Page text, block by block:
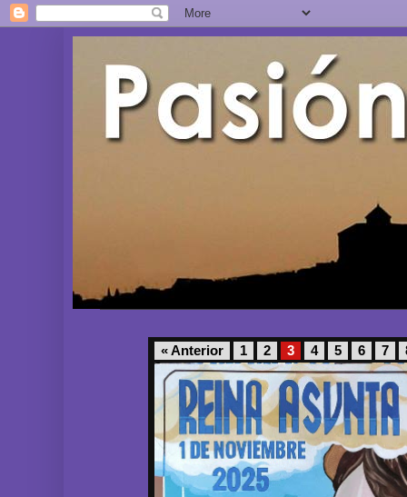
« Anterior 1 2 3 4 5 6 7